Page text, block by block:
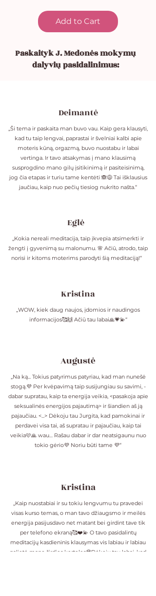
Add to Cart
Paskaityk J. Medonės mokymų
dalyvių pasidalinimus:
Deimantė
„Ši tema ir paskaita man buvo vau. Kaip gera klausyti,
kad tu taip lengvai, paprastai ir švelniai kalbi apie
moteris kūną, orgazmą, buvo nuostabu ir labai
vertinga. Ir tavo atsakymas į mano klausimą
susprogdino mano gilų įsitikinimą ir pasiteisinimą,
jog čia etapas ir turiu tame kentėti 🙈😅 Tai išklausius
jaučiau, kaip nuo pečių tiesiog nukrito našta.“
Eglė
„Kokia nereali meditacija, taip įkvepia atsimerkti ir
žengti į gyvenimą su malonumu. 🌸 Ačiū, atrodo, taip
norisi ir kitoms moterims parodyti šią meditaciją!“
Kristina
„WOW, kiek daug naujos, įdomios ir naudingos
informacijos🥰🙌 Ačiū tau labai🙏💗💫“
Augustė
„Na ką... Tokius patyrimus patyriau, kad man nunešė
stogą.💜 Per kvėpavimą taip susijungiau su savimi, -
dabar supratau, kaip ta energija veikia, <pasakoja apie
seksualinės energijos pajautimą> ir šiandien aš ją
pajaučiau. <...> Dėkoju tau Jurgita, kad pamokinai ir
perdavei visa tai, aš supratau ir pajaučiau, kaip tai
veikia🩷🙏 wau… Rašau dabar ir dar neatsigaunu nuo
tokio gėrio💜 Noriu būti tame 💜“
Kristina
„Kaip nuostabiai ir su tokiu lengvumu tu pravedei
visas kurso temas, o man tavo džiaugsmo ir meilės
energija pasijusdavo net matant bei girdint tave tik
per telefono ekraną🥰❤️💫 O tavo pasidalintų
meditacijų kasdieninis klausymas vis labiau ir labiau
palietė mano širdies kerteles🥹Dėkoju tau labai, kad